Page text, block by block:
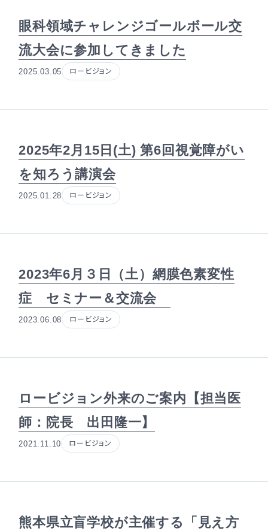
眼科領域チャレンジゴールボール交
流大会に参加してきました
2025.03.05 ロービジョン
2025年2月15日(土) 第6回視覚障がい
を知ろう講演会
2025.01.28 ロービジョン
2023年6月３日（土）網膜色素変性
症 セミナー＆交流会
2023.06.08 ロービジョン
ロービジョン外来のご案内【担当医
師：院長 出田隆一】
2021.11.10 ロービジョン
熊本県立盲学校が主催する「見え方